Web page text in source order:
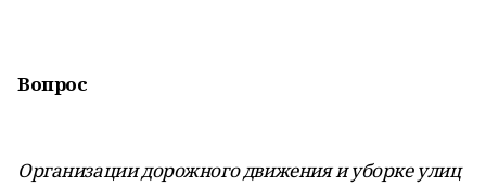
Вопрос
Организации дорожного движения и уборке улиц